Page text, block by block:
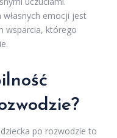
emocji jest
wsparcia, którego
po rozwodzie to